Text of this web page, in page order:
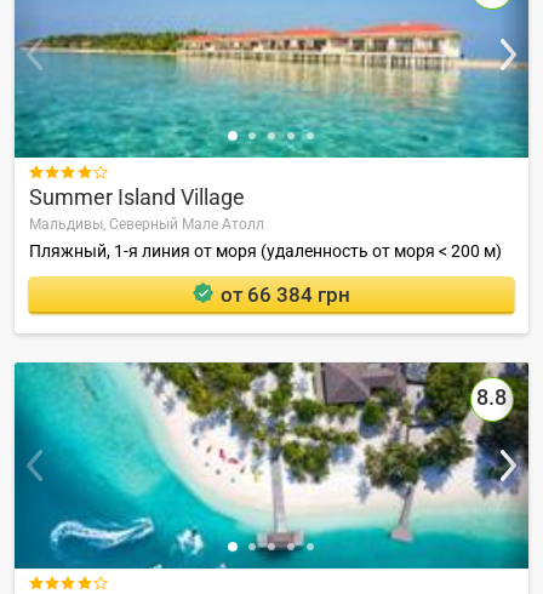

Summer Island Village
Мальдивы, Северный Мале Атолл
Пляжный, 1-я линия от моря (удаленность от моря < 200 м)
от 66 384 грн
8.8
